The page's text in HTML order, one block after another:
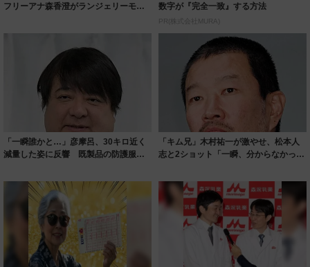
フリーアナ森香澄がランジェリーモデ
数字が『完全一致』する方法
PR(株式会社MURA)
「一瞬誰かと…」彦摩呂、30キロ近く
減量した姿に反響 既製品の防護服が
「キム兄」木村祐一が激やせ、松本人
志と2ショット「一瞬、分からなかった